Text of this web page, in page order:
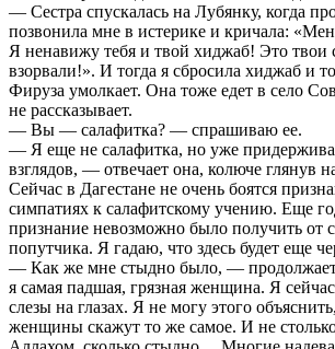
— Сестра спускалась на Лубянку, когда
позвонила мне в истерике и кричала:
Я ненавижу тебя и твой хиджаб! Это твои
взорвали!». И тогда я сбросила хиджаб и
Фируза умолкает. Она тоже едет в село
не рассказывает.
— Вы — салафитка? — спрашиваю ее.
— Я еще не салафитка, но уже
взглядов, — отвечает она, колюче глянув
Сейчас в Дагестане не очень боятся
симпатиях к салафитскому учению. Еще
признание невозможно было получить от
попутчика. Я гадаю, что здесь будет еще
— Как же мне стыдно было, —
я самая падшая, грязная женщина. Я
слезы на глазах. Я не могу этого
женщины скажут то же самое. И не